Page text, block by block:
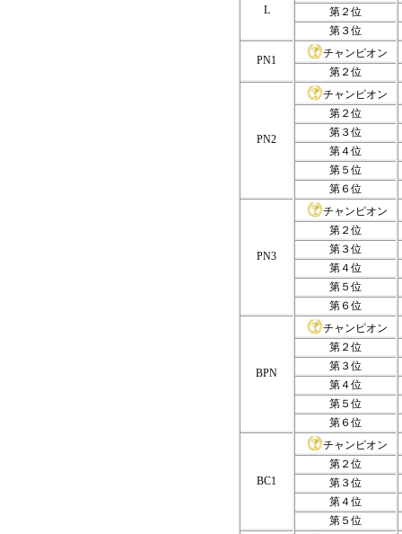
L
第２位
第３位
PN1
チャンピオン
第２位
PN2
チャンピオン
第２位
第３位
第４位
第５位
第６位
PN3
チャンピオン
第２位
第３位
第４位
第５位
第６位
BPN
チャンピオン
第２位
第３位
第４位
第５位
第６位
BC1
チャンピオン
第２位
第３位
第４位
第５位